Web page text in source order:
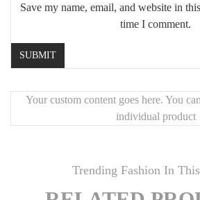
Save my name, email, and website in
time I comment.
Your custom content goes here. You
individual product
Trending Fashion In This